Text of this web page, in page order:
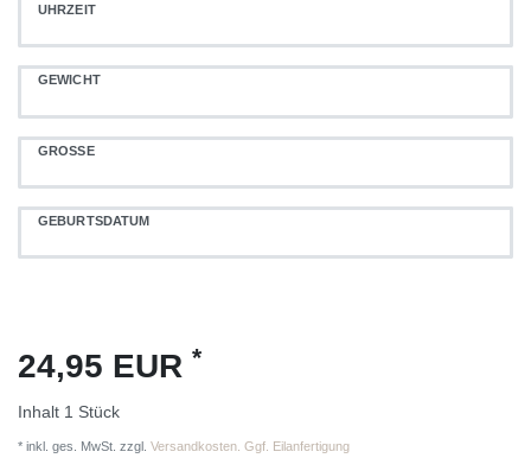
UHRZEIT
GEWICHT
GRÖSSE
GEBURTSDATUM
24,95 EUR *
Inhalt 1 Stück
* inkl. ges. MwSt. zzgl. Versandkosten. Ggf. Eilanfertigung